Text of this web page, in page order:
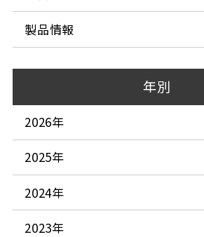
製品情報
年別
2026年
2025年
2024年
2023年